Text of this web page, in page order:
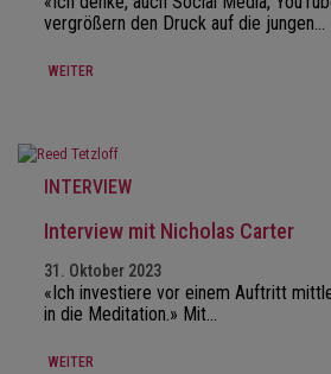
vergrößern den Druck auf die jungen…
WEITER
INTERVIEW
Interview mit Nicholas Carter
31. Oktober 2023
«Ich investiere vor einem Auftritt
in die Meditation.» Mit…
WEITER